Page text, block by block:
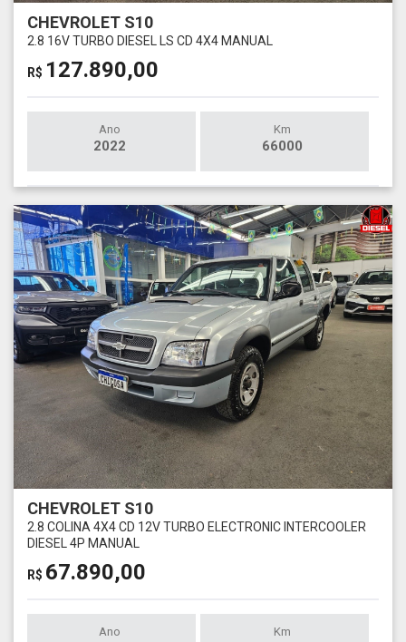
CHEVROLET S10
2.8 16V TURBO DIESEL LS CD 4X4 MANUAL
R$ 127.890,00
Ano
2022
Km
66000
CHEVROLET S10
2.8 COLINA 4X4 CD 12V TURBO ELECTRONIC INTERCOOLER
DIESEL 4P MANUAL
R$ 67.890,00
Ano Km